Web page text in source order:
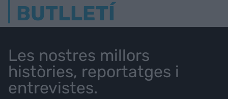
BUTLLETÍ
Les nostres millors
històries, reportatges i
entrevistes.